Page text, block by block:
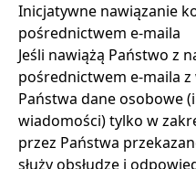
Inicjatywne nawiązanie
pośrednictwem e-maila
Jeśli nawiążą Państwo z
pośrednictwem e-maila z
Państwa dane osobowe
wiadomości) tylko w
przez Państwa
służy obsłudze i